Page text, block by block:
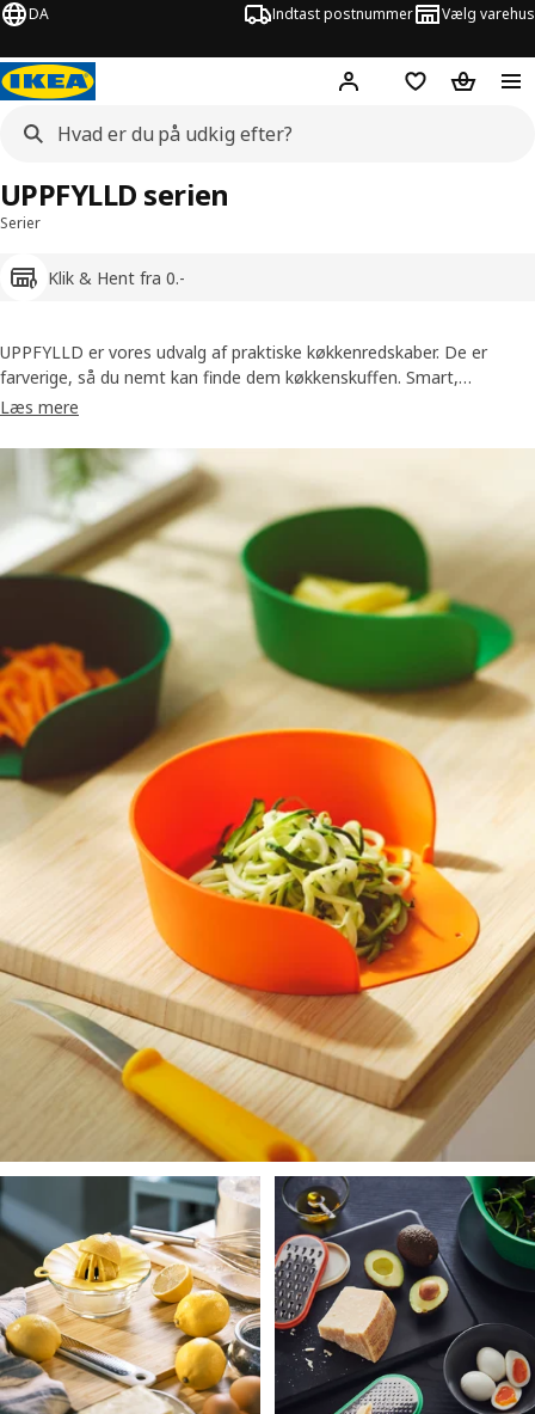
DA Indtast postnummer Vælg varehus
Hej! Log ind her
Huskeliste
Kurv
Serier
Klik & Hent fra 0.-
UPPFYLLD serien
UPPFYLLD er vores udvalg af praktiske køkkenredskaber. De er
farverige, så du nemt kan finde dem køkkenskuffen. Smart,
funktionel og praktisk, du kan hakke, snitte, skrælle og opbevare.
Læs mere